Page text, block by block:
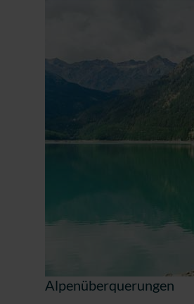
Alpenüberquerungen